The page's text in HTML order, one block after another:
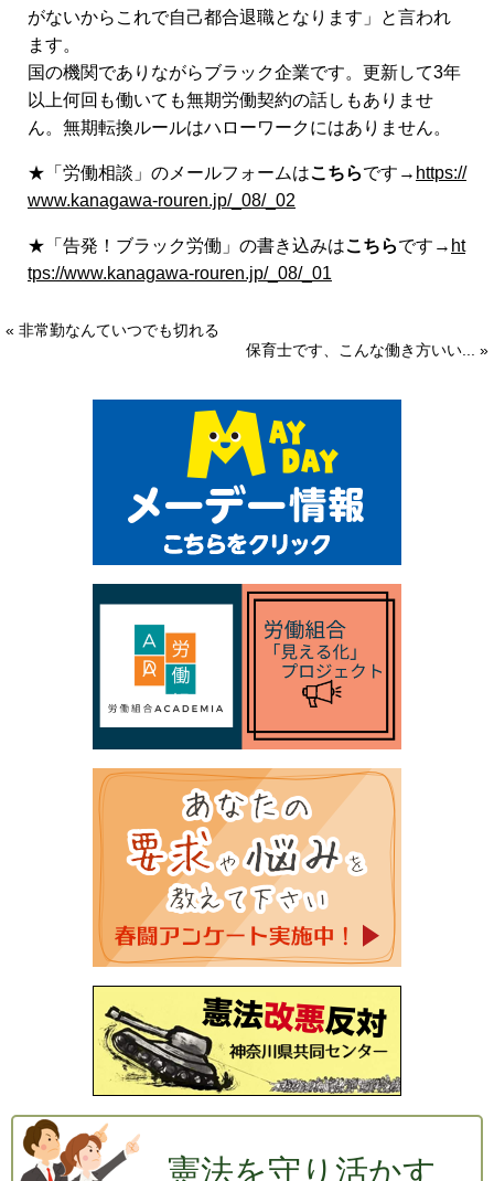
がないからこれで自己都合退職となります」と言われ
ます。
国の機関でありながらブラック企業です。更新して3年
以上何回も働いても無期労働契約の話しもありませ
ん。無期転換ルールはハローワークにはありません。
★「労働相談」のメールフォームはこちらです→ https://
www.kanagawa-rouren.jp/_08/_02
★「告発！ブラック労働」の書き込みはこちらです→ ht
tps://www.kanagawa-rouren.jp/_08/_01
« 非常勤なんていつでも切れる
保育士です、こんな働き方いい... »
憲法を守り活かす